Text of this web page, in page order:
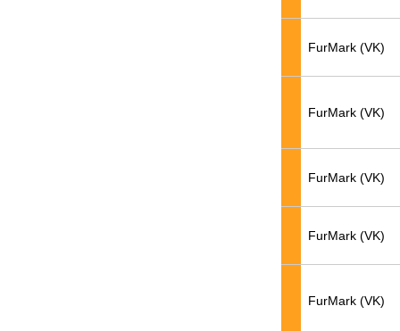
FurMark (VK)
FurMark (VK)
FurMark (VK)
FurMark (VK)
FurMark (VK)